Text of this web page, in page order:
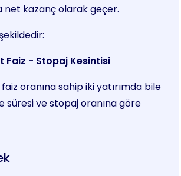
net kazanç olarak geçer.
Faiz − Stopaj Kesintisi
oranına sahip iki yatırımda bile
süresi ve stopaj oranına göre